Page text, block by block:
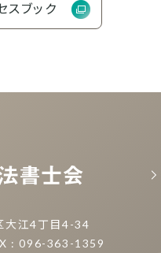
スブック
熊本県司法
大江4丁目4-34
: 096-363-1359